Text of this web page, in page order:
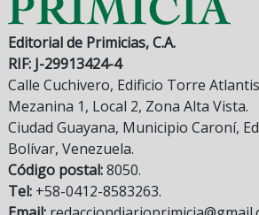
Editorial de Primicias, C.A.
RIF: J-29913424-4
Calle Cuchivero, Edificio Torre
Mezanina 1, Local 2, Zona Alta Vista.
Ciudad Guayana, Municipio Caroní,
Bolívar, Venezuela.
Código postal:8050.
Tel: +58-0412-8583263.